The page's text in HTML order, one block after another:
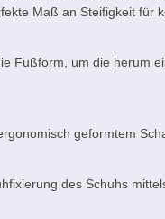
Maß an Steifigkeit für
Fußform, um die herum
geformtem
des Schuhs